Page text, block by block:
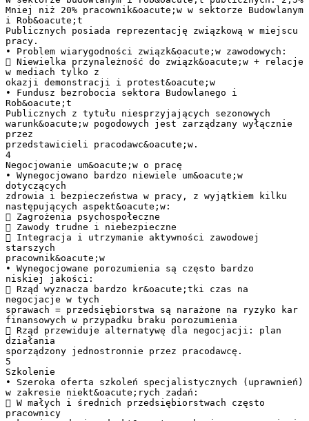
Mniej niż 20% pracownik&oacute;w w sektorze Budowlanym
i Rob&oacute;t
Publicznych posiada reprezentację związkową w miejscu
pracy.
• Problem wiarygodności związk&oacute;w zawodowych:
 Niewielka przynależność do związk&oacute;w + relacje
w mediach tylko z
okazji demonstracji i protest&oacute;w
• Fundusz bezrobocia sektora Budowlanego i
Rob&oacute;t
Publicznych z tytułu niesprzyjających sezonowych
warunk&oacute;w pogodowych jest zarządzany wyłącznie
przez
przedstawicieli pracodawc&oacute;w.
4
Negocjowanie um&oacute;w o pracę
• Wynegocjowano bardzo niewiele um&oacute;w
dotyczących
zdrowia i bezpieczeństwa w pracy, z wyjątkiem kilku
następujących aspekt&oacute;w:
 Zagrożenia psychospołeczne
 Zawody trudne i niebezpieczne
 Integracja i utrzymanie aktywności zawodowej
starszych
pracownik&oacute;w
• Wynegocjowane porozumienia są często bardzo
niskiej jakości:
 Rząd wyznacza bardzo kr&oacute;tki czas na
negocjacje w tych
sprawach = przedsiębiorstwa są narażone na ryzyko kar
finansowych w przypadku braku porozumienia
 Rząd przewiduje alternatywę dla negocjacji: plan
działania
sporządzony jednostronnie przez pracodawcę.
5
Szkolenie
• Szeroka oferta szkoleń specjalistycznych (uprawnień)
w zakresie niekt&oacute;rych zadań:
 W małych i średnich przedsiębiorstwach często
pracownicy